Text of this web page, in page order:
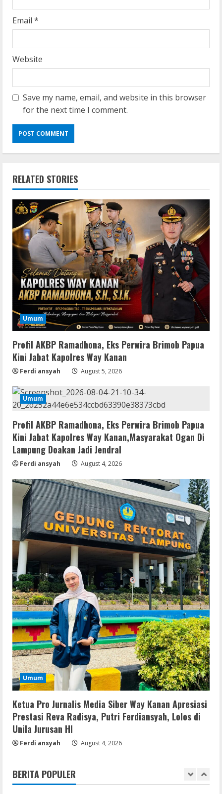
Email *
Website
Save my name, email, and website in this browser
for the next time I comment.
RELATED STORIES
Umum
Profil AKBP Ramadhona, Eks Perwira Brimob Papua
Kini Jabat Kapolres Way Kanan
Ferdi ansyah August 5, 2026
Umum
Profil AKBP Ramadhona, Eks Perwira Brimob Papua
Kini Jabat Kapolres Way Kanan,Masyarakat Ogan Di
Lampung Doakan Jadi Jendral
Ferdi ansyah August 4, 2026
Umum
Ketua Pro Jurnalis Media Siber Way Kanan Apresiasi
Prestasi Reva Radisya, Putri Ferdiansyah, Lolos di
Unila Jurusan HI
Ferdi ansyah August 4, 2026
BERITA POPULER
2
Remux
Coyote vs. Acme 2026 Pre-DVDRip
2160𝚙 AVC
August 7, 2026
3
Serialers
MATLAB R2024b Crack exe [Full] x64
Bypass
August 7, 2026
4
Serialers
VMware Workstation Portable +
Activator Final
August 6, 2026
5
Serialers
MATLAB Crack + Portable Clean
August 6, 2026
1
Serialers
FL Studio Portable + License Key